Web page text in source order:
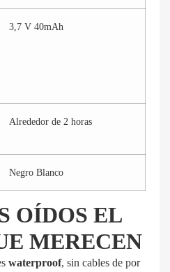
3,7 V 40mAh
Alrededor de 2 horas
Negro Blanco
OÍDOS EL
MERECEN
waterproof, sin cables de por